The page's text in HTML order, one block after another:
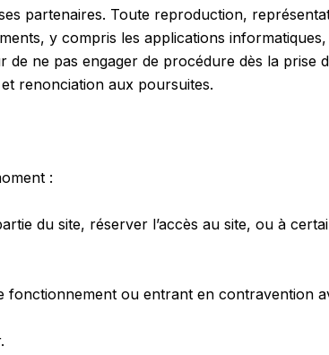
partenaires. Toute reproduction,
y compris les applications
de ne pas engager de procédure dès la prise
renonciation aux poursuites.
:
du site, réserver l’accès au site, ou à
ou entrant en contravention